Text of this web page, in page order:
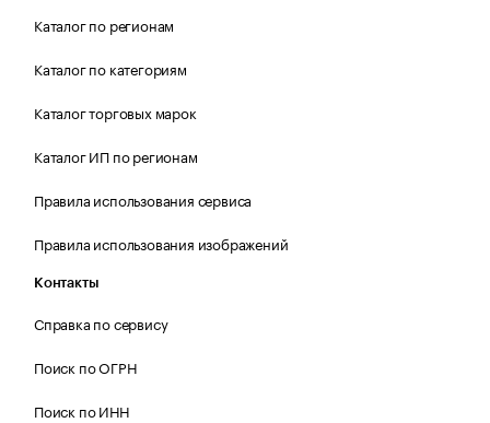
Каталог по регионам
Каталог по категориям
Каталог торговых марок
Каталог ИП по регионам
Правила использования сервиса
Правила использования изображений
Контакты
Справка по сервису
Поиск по ОГРН
Поиск по ИНН